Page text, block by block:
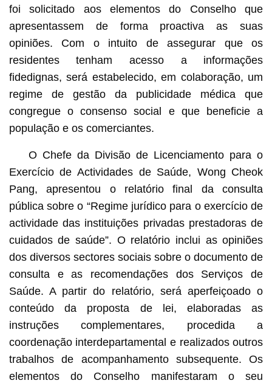
foi solicitado aos elementos do Conselho que
apresentassem de forma proactiva as suas
opiniões. Com o intuito de assegurar que os
residentes tenham acesso a informações
fidedignas, será estabelecido, em colaboração, um
regime de gestão da publicidade médica que
congregue o consenso social e que beneficie a
população e os comerciantes.
O Chefe da Divisão de Licenciamento para o
Exercício de Actividades de Saúde, Wong Cheok
Pang, apresentou o relatório final da consulta
pública sobre o “Regime jurídico para o exercício de
actividade das instituições privadas prestadoras de
cuidados de saúde”. O relatório inclui as opiniões
dos diversos sectores sociais sobre o documento de
consulta e as recomendações dos Serviços de
Saúde. A partir do relatório, será aperfeiçoado o
conteúdo da proposta de lei, elaboradas as
instruções complementares, procedida a
coordenação interdepartamental e realizados outros
trabalhos de acompanhamento subsequente. Os
elementos do Conselho manifestaram o seu